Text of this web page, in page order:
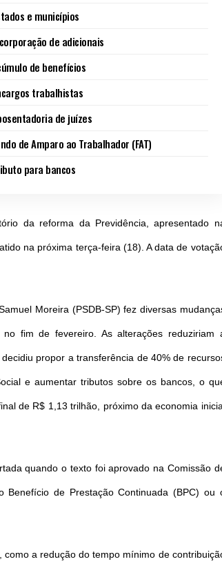
e municípios
de adicionais
de benefícios
trabalhistas
de juízes
de Amparo ao Trabalhador (FAT)
para bancos
da reforma da Previdência, apresentado
na próxima terça-feira (18). A data de
Moreira (PSDB-SP) fez diversas
fim de fevereiro. As alterações reduziriam
propor a transferência de 40% de
e aumentar tributos sobre os bancos, o
de R$ 1,13 trilhão, próximo da economia
quando o texto foi aprovado na Comissão
Benefício de Prestação Continuada (BPC) ou
a redução do tempo mínimo de